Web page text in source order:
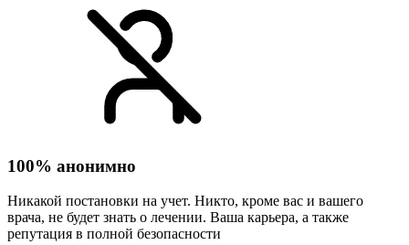
100% анонимно
Никакой постановки на учет. Никто, кроме вас и вашего
врача, не будет знать о лечении. Ваша карьера, а также
репутация в полной безопасности